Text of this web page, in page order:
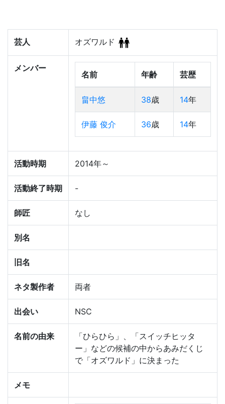
芸人 オズワルド
メンバー
名前 年齢 芸歴
畠中悠 38歳 14年
伊藤 俊介 36歳 14年
活動時期 2014年～
活動終了時期 -
師匠 なし
別名
旧名
ネタ製作者 両者
出会い NSC
名前の由来
「ひらひら」、「スイッチヒッタ
ー」などの候補の中からあみだくじ
で「オズワルド」に決まった
メモ